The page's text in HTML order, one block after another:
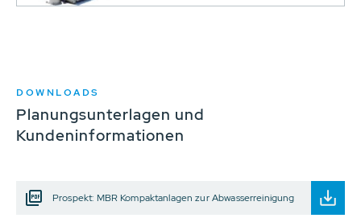
DOWNLOADS
Planungsunterlagen und
Kundeninformationen
Prospekt: MBR Kompaktanlagen zur Abwasserreinigung